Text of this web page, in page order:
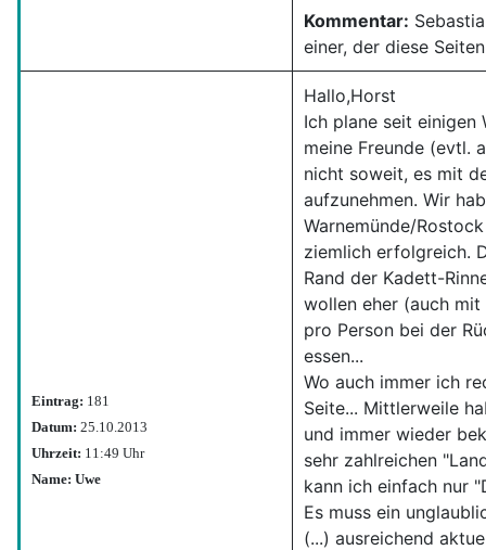
Kommentar:
einer, der diese
Eintrag: 181
Datum: 25.10.2013
Uhrzeit: 11:49 Uhr
Name: Uwe
Hallo,Horst
Ich plane seit einigen
meine Freunde (evtl.
nicht soweit, es mit
aufzunehmen. Wir
Warnemünde/
ziemlich erfolgreich.
Rand der Kadett-
wollen eher (auch mit
pro Person bei der
essen...
Wo auch immer ich
Seite... Mittlerweile
und immer wieder
sehr zahlreichen
kann ich einfach nur
Es muss ein
(...) ausreichend